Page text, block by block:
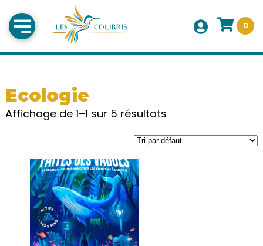
0
Ecologie
Affichage de 1–1 sur 5 résultats